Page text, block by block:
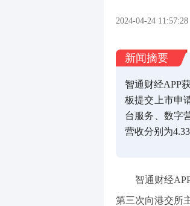
2024-04-24 11:57:28
新闻摘要
智通财经APP
板提交上市申
台服务、数字
营收分别为
智通财经
第三次向港交所